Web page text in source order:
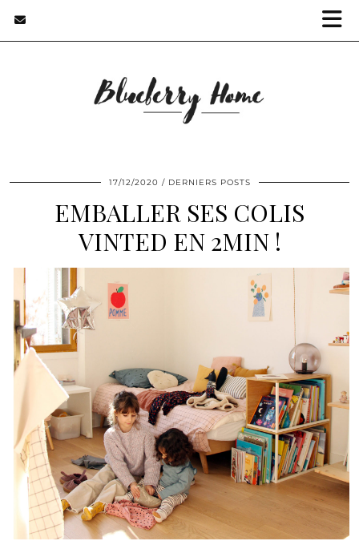
17/12/2020 DERNIERS POSTS
EMBALLER SES COLIS
VINTED EN 2MIN !